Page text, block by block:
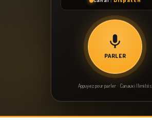
PARLER
Appuyez pour parler · Canaux illimités